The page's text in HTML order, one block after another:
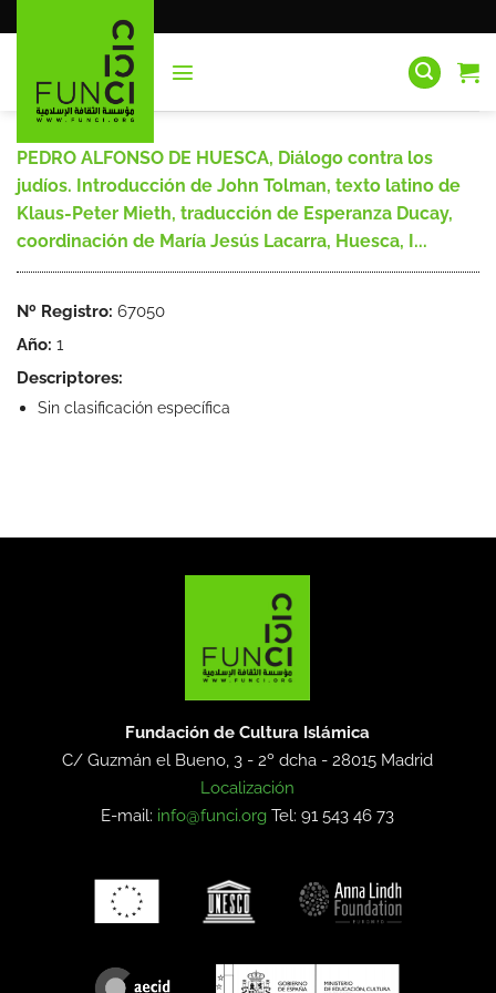
al
PEDRO ALFONSO DE HUESCA, Diálogo contra los
judíos. Introducción de John Tolman, texto latino de
Klaus-Peter Mieth, traducción de Esperanza Ducay,
coordinación de María Jesús Lacarra, Huesca, I...
Nº Registro: 67050
Año: 1
Descriptores:
Sin clasificación específica
Fundación de Cultura Islámica
C/ Guzmán el Bueno, 3 - 2º dcha -28015 Madrid
Localización
E-mail: info@funci.org Tel: 91 543 46 73